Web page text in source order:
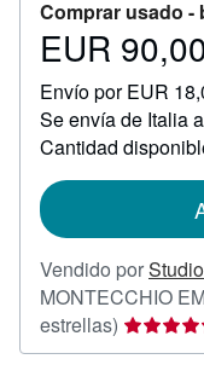
Comprar usado -
Precio
90,00
EUR
Envío por EUR
Se envía de Italia
Cantidad
Vendido por
MONTECCHIO
estrellas)
del